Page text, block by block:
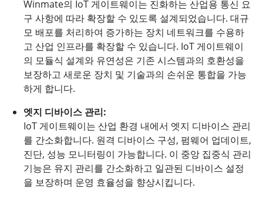
Winmate의 IoT 게이트웨이는 진화하는 산업용 통신 요
구 사항에 따라 확장할 수 있도록 설계되었습니다. 대규
모 배포를 처리하여 증가하는 장치 네트워크를 수용하
고 산업 인프라를 확장할 수 있습니다. IoT 게이트웨이
의 모듈식 설계와 유연성은 기존 시스템과의 호환성을
보장하고 새로운 장치 및 기술과의 손쉬운 통합을 가능
하게 합니다.
엣지 디바이스 관리:
IoT 게이트웨이는 산업 환경 내에서 엣지 디바이스 관리
를 간소화합니다. 원격 디바이스 구성, 펌웨어 업데이트,
진단, 성능 모니터링이 가능합니다. 이 중앙 집중식 관리
기능은 유지 관리를 간소화하고 일관된 디바이스 설정
을 보장하며 운영 효율성을 향상시킵니다.